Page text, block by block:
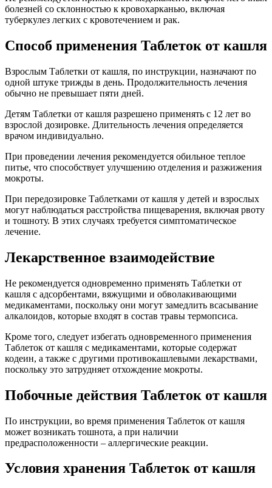
болезней со склонностью к кровохарканью, включая
туберкулез легких с кровотечением и рак.
Способ применения Таблеток от кашля
Взрослым Таблетки от кашля, по инструкции, назначают по
одной штуке трижды в день. Продолжительность лечения
обычно не превышает пяти дней.
Детям Таблетки от кашля разрешено применять с 12 лет во
взрослой дозировке. Длительность лечения определяется
врачом индивидуально.
При проведении лечения рекомендуется обильное теплое
питье, что способствует улучшению отделения и разжижения
мокроты.
При передозировке Таблетками от кашля у детей и взрослых
могут наблюдаться расстройства пищеварения, включая рвоту
и тошноту. В этих случаях требуется симптоматическое
лечение.
Лекарственное взаимодействие
Не рекомендуется одновременно применять Таблетки от
кашля с адсорбентами, вяжущими и обволакивающими
медикаментами, поскольку они могут замедлить всасывание
алкалоидов, которые входят в состав травы термопсиса.
Кроме того, следует избегать одновременного применения
Таблеток от кашля с медикаментами, которые содержат
кодеин, а также с другими противокашлевыми лекарствами,
поскольку это затрудняет отхождение мокроты.
Побочные действия Таблеток от кашля
По инструкции, во время применения Таблеток от кашля
может возникать тошнота, а при наличии
предрасположенности – аллергические реакции.
Условия хранения Таблеток от кашля